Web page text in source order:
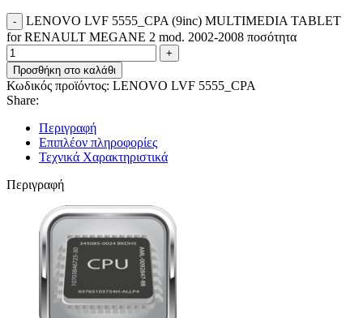
LENOVO LVF 5555_CPA (9inc) MULTIMEDIA TABLET
for RENAULT MEGANE 2 mod. 2002-2008 ποσότητα
Προσθήκη στο καλάθι
Κωδικός προϊόντος: LENOVO LVF 5555_CPA
Share:
Περιγραφή
Επιπλέον πληροφορίες
Τεχνικά Χαρακτηριστικά
Περιγραφή